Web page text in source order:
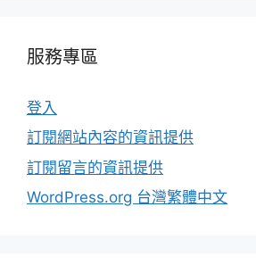
服務專區
登入
訂閱網站內容的資訊提供
訂閱留言的資訊提供
WordPress.org 台灣繁體中文